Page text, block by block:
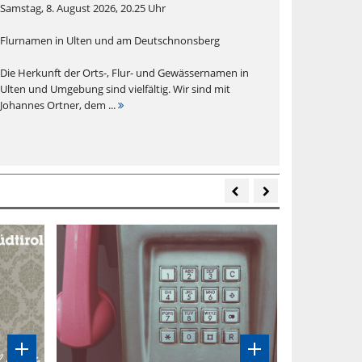
Samstag, 8. August 2026, 20.25 Uhr
Flurnamen in Ulten und am Deutschnonsberg
Die Herkunft der Orts-, Flur- und Gewässernamen in
Ulten und Umgebung sind vielfältig. Wir sind mit
Johannes Ortner, dem ...